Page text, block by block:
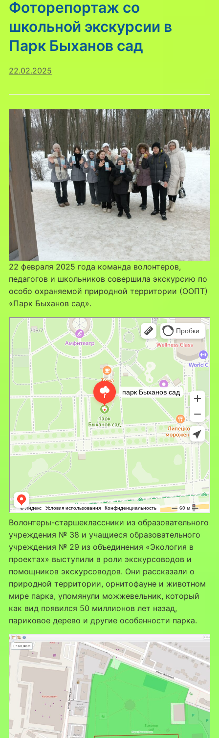
Фоторепортаж со
школьной экскурсии в
Парк Быханов сад
22.02.2025
22 февраля 2025 года команда волонтеров,
педагогов и школьников совершила экскурсию по
особо охраняемой природной территории (ООПТ)
«Парк Быханов сад».
Липецк
Парк Быханов сад на карте Липецка — Яндекс Карты
Волонтеры-старшеклассники из образовательного
учреждения № 38 и учащиеся образовательного
учреждения № 29 из объединения «Экология в
проектах» выступили в роли экскурсоводов и
помощников экскурсоводов. Они рассказали о
природной территории, орнитофауне и животном
мире парка, упомянули можжевельник, который
как вид появился 50 миллионов лет назад,
париковое дерево и другие особенности парка.